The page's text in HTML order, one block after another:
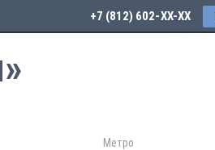
+7 (812) 602-44-77
Метро